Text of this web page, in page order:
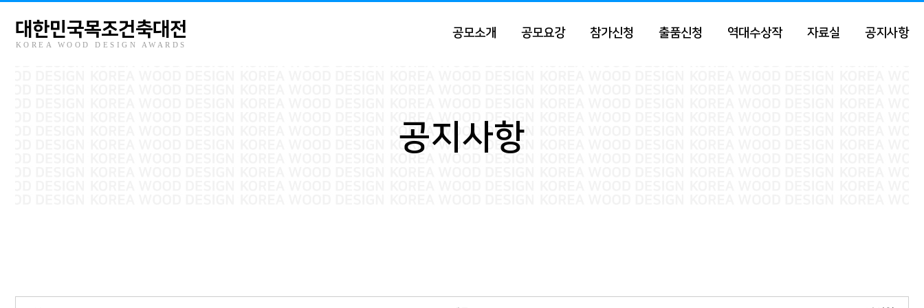
대한민국목조건축대전
KOREA WOOD DESIGN AWARDS
공모소개 공모요강 참가신청 출품신청 역대수상작 자료실 공지사항
공지사항